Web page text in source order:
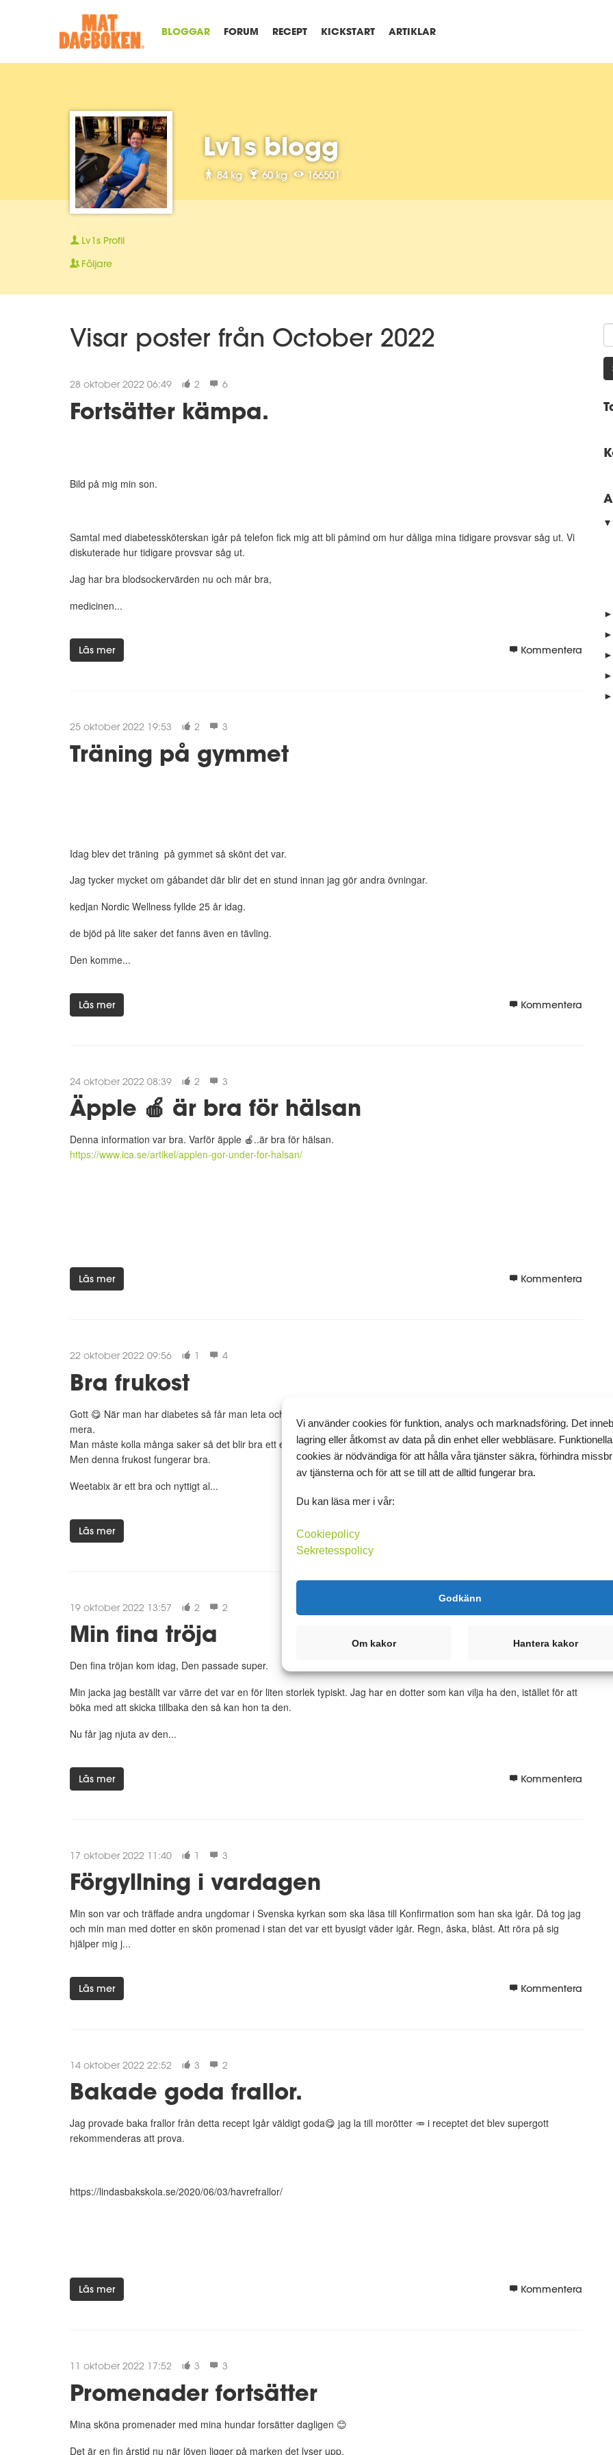
BLOGGAR FORUM RECEPT KICKSTART ARTIKLAR
Lv1s blogg
84 kg 60 kg 166501
Lv1s Profil
Följare
Visar poster från October 2022
28 oktober 2022 06:49 2 6
Fortsätter kämpa.
Bild på mig min son.
Samtal med diabetessköterskan igår på telefon fick mig att bli påmind om hur dåliga mina tidigare provsvar såg ut. Vi
diskuterade hur tidigare provsvar såg ut.
Jag har bra blodsockervärden nu och mår bra,
medicinen...
Läs mer Kommentera
25 oktober 2022 19:53 2 3
Träning på gymmet
Idag blev det träning på gymmet så skönt det var.
Jag tycker mycket om gåbandet där blir det en stund innan jag gör andra övningar.
kedjan Nordic Wellness fyllde 25 år idag.
de bjöd på lite saker det fanns även en tävling.
Den komme...
Läs mer Kommentera
24 oktober 2022 08:39 2 3
Äpple 🍎 är bra för hälsan
Denna information var bra. Varför äpple 🍎..är bra för hälsan.
https://www.ica.se/artikel/applen-gor-under-for-halsan/
Läs mer Kommentera
22 oktober 2022 09:56 1 4
Bra frukost
Gott 😋 När man har diabetes så får man leta och prova sig fram vad som är bäst för en i kosten till frukost mycket
mera.
Man måste kolla många saker så det blir bra ett evigt kollade.
Men denna frukost fungerar bra.
Weetabix är ett bra och nyttigt al...
Läs mer
19 oktober 2022 13:57 2 2
Min fina tröja
Den fina tröjan kom idag, Den passade super.
Min jacka jag beställt var värre det var en för liten storlek typiskt. Jag har en dotter som kan vilja ha den, istället för att
böka med att skicka tillbaka den så kan hon ta den.
Nu får jag njuta av den...
Läs mer Kommentera
17 oktober 2022 11:40 1 3
Förgyllning i vardagen
Min son var och träffade andra ungdomar i Svenska kyrkan som ska läsa till Konfirmation som han ska igår. Då tog jag
och min man med dotter en skön promenad i stan det var ett byusigt väder igår. Regn, åska, blåst. Att röra på sig
hjälper mig j...
Läs mer Kommentera
14 oktober 2022 22:52 3 2
Bakade goda frallor.
Jag provade baka frallor från detta recept Igår väldigt goda😋 jag la till morötter 🥕 i receptet det blev supergott
rekommenderas att prova.
https://lindasbakskola.se/2020/06/03/havrefrallor/
Läs mer Kommentera
11 oktober 2022 17:52 3 3
Promenader fortsätter
Mina sköna promenader med mina hundar forsätter dagligen 😊
Det är en fin årstid nu när löven ligger på marken det lyser upp.
►
►
►
►
►
►
Vi använder cookies för funktion, analys och marknadsföring. Det
lagring eller åtkomst av data på din enhet eller webbläsare. Funktionella
cookies är nödvändiga för att hålla våra tjänster säkra, förhindra
av tjänsterna och för att se till att de alltid fungerar bra.
Du kan läsa mer i vår:
Cookiepolicy
Sekretesspolicy
Godkänn
Om kakor Hantera kakor